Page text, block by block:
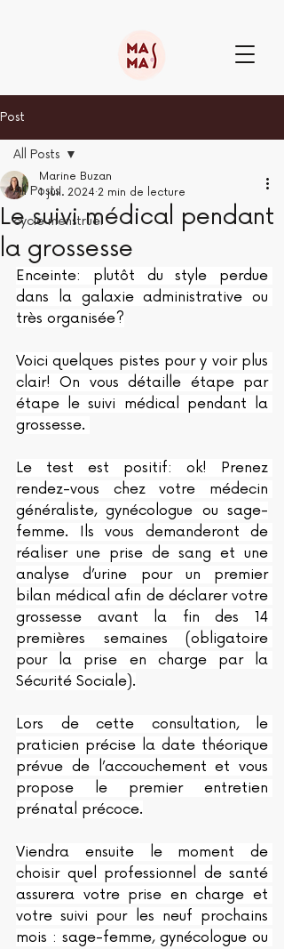
Post
All Posts
cycle menstruel
All Posts
Le suivi médical pendant
la grossesse
Marine Buzan
1 juil. 2024 2 min de lecture
Enceinte: plutôt du style perdue
dans la galaxie administrative ou
très organisée?
Voici quelques pistes pour y voir plus
clair! On vous détaille étape par
étape le suivi médical pendant la
grossesse.
Le test est positif: ok! Prenez
rendez-vous chez votre médecin
généraliste, gynécologue ou sage-
femme. Ils vous demanderont de
réaliser une prise de sang et une
analyse d’urine pour un premier
bilan médical afin de déclarer votre
grossesse avant la fin des 14
premières semaines (obligatoire
pour la prise en charge par la
Sécurité Sociale).
Lors de cette consultation, le
praticien précise la date théorique
prévue de l’accouchement et vous
propose le premier entretien
prénatal précoce.
Viendra ensuite le moment de
choisir quel professionnel de santé
assurera votre prise en charge et
votre suivi pour les neuf prochains
mois : sage-femme, gynécologue ou